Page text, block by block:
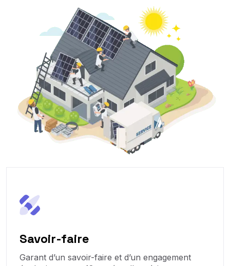
Savoir-faire
Garant d’un savoir-faire et d’un engagement